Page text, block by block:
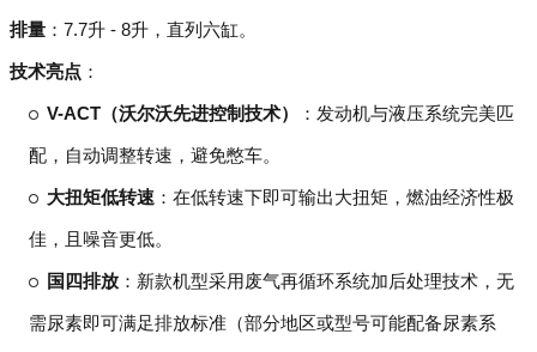
排量 ：7.7升 - 8升，直列六缸。
技术亮点 ：
V-ACT（沃尔沃先进控制技术） ：发动机与液压系统完美匹
配，自动调整转速，避免憋车。
大扭矩低转速 ：在低转速下即可输出大扭矩，燃油经济性极
佳，且噪音更低。
国四排放 ：新款机型采用废气再循环系统加后处理技术，无
需尿素即可满足排放标准（部分地区或型号可能配备尿素系